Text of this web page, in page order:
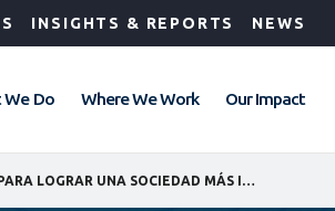
INSIGHTS & REPORTS NEWS
We Do Where We Work Our Impact